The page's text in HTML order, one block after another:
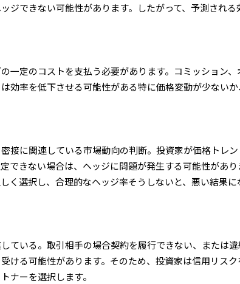
ジできない可能性があります。したがって、予測される
一定のコストを支払う必要があります。コミッション、
効率を低下させる可能性がある特に価格変動が少ないか
接に関連している市場動向の判断。投資家が価格トレン
できない場合は、ヘッジに問題が発生する可能性があり
く選択し、合理的なヘッジ率そうしないと、悪い結果に
ている。取引相手の場合契約を履行できない、または違
ける可能性があります。そのため、投資家は信用リスク
ナーを選択します。